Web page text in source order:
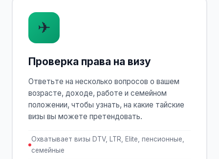
✈
Проверка права на визу
Ответьте на несколько вопросов о вашем
возрасте, доходе, работе и семейном
положении, чтобы узнать, на какие тайские
визы вы можете претендовать.
Охватывает визы DTV, LTR, Elite, пенсионные,
семейные